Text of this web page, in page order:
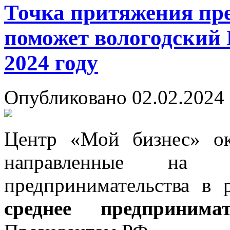
Точка притяжения
поможет
2024 году
Опубликовано
Центр «Мой бизнес»
направленные на
предпринимательства
среднее